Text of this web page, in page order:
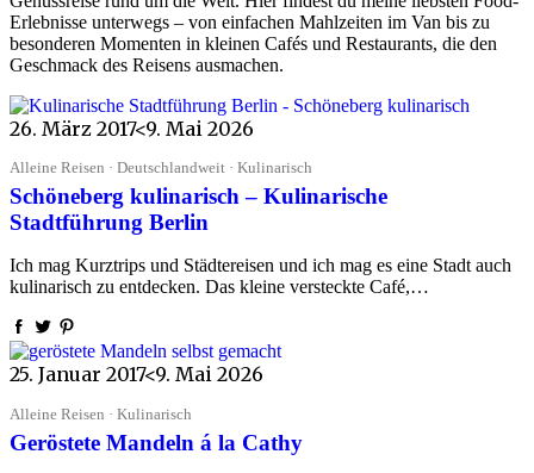
Erlebnisse unterwegs – von einfachen Mahlzeiten im Van bis zu
besonderen Momenten in kleinen Cafés und Restaurants, die den
Geschmack des Reisens ausmachen.
26. März 2017<9. Mai 2026
Alleine Reisen · Deutschlandweit · Kulinarisch
Schöneberg kulinarisch – Kulinarische
Stadtführung Berlin
Ich mag Kurztrips und Städtereisen und ich mag es eine Stadt auch
kulinarisch zu entdecken. Das kleine versteckte Café,…
25. Januar 2017<9. Mai 2026
Alleine Reisen · Kulinarisch
Geröstete Mandeln á la Cathy